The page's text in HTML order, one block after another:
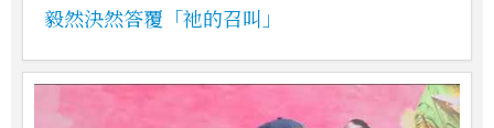
毅然決然答覆「祂的召叫」